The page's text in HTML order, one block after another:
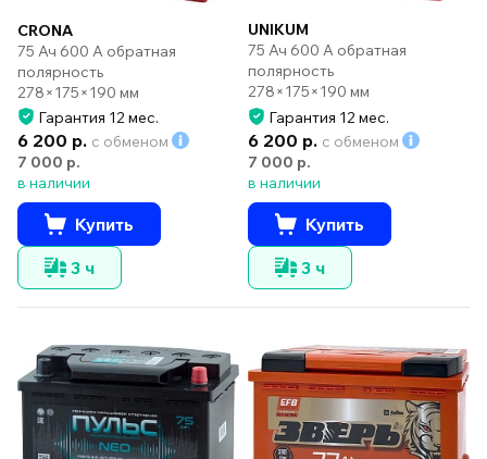
CRONA
75 Ач 600 А обратная
полярность
278×175×190 мм
Гарантия 12 мес.
6 200 р. с обменом
7 000 р.
в наличии
Купить
3 ч
UNIKUM
75 Ач 600 А обратная
полярность
278×175×190 мм
Гарантия 12 мес.
6 200 р. с обменом
7 000 р.
в наличии
Купить
3 ч